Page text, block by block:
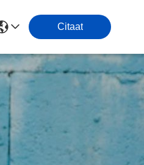
Citaat